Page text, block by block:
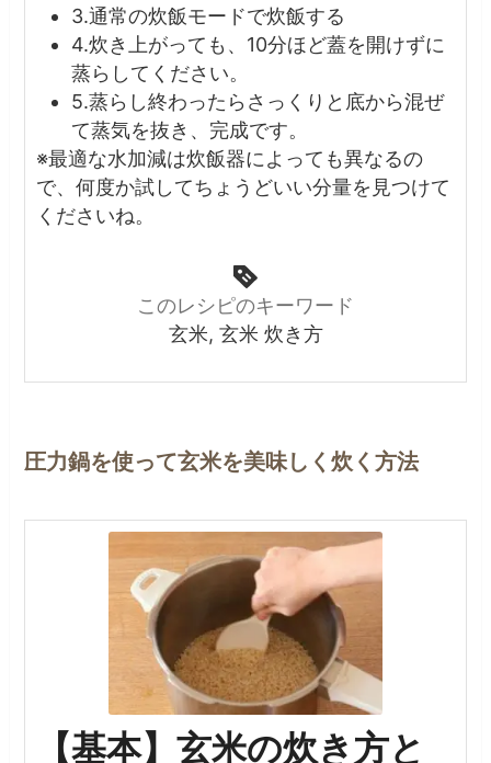
3.通常の炊飯モードで炊飯する
4.炊き上がっても、10分ほど蓋を開けずに
蒸らしてください。
5.蒸らし終わったらさっくりと底から混ぜ
て蒸気を抜き、完成です。
※最適な水加減は炊飯器によっても異なるの
で、何度か試してちょうどいい分量を見つけて
くださいね。
このレシピのキーワード
玄米, 玄米 炊き方
圧力鍋を使って玄米を美味しく炊く方法
【基本】玄米の炊き方と